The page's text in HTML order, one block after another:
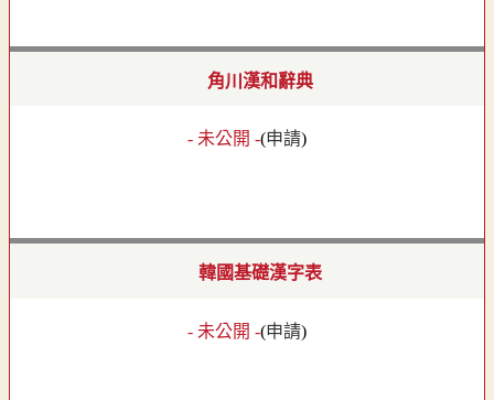
角川漢和辭典
- 未公開 -(申請)
韓國基礎漢字表
- 未公開 -(申請)